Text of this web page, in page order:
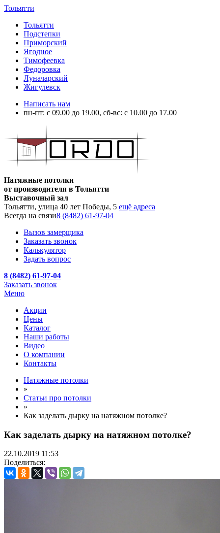
Тольятти
Тольятти
Подстепки
Приморский
Ягодное
Тимофеевка
Федоровка
Луначарский
Жигулевск
Написать нам
пн-пт: с 09.00 до 19.00, сб-вс: с 10.00 до 17.00
Натяжные потолки
от производителя в Тольятти
Выставочный зал
Тольятти, улица 40 лет Победы, 5 ещё адреса
Всегда на связи8 (8482) 61-97-04
Вызов замерщика
Заказать звонок
Калькулятор
Задать вопрос
8 (8482) 61-97-04
Заказать звонок
Меню
Акции
Цены
Каталог
Наши работы
Видео
О компании
Контакты
Натяжные потолки
»
Статьи про потолки
»
Как заделать дырку на натяжном потолке?
Как заделать дырку на натяжном потолке?
22.10.2019 11:53
Поделиться: